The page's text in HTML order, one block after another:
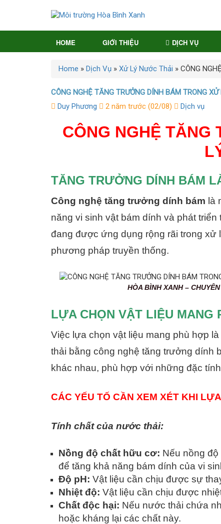
HOME GIỚI THIỆU DỊCH VỤ
Home » Dịch Vụ » Xử Lý Nước Thải » CÔNG
CÔNG NGHỆ TĂNG TRƯỞNG DÍNH BÁM TRONG
Duy Phương
2 năm trước (02/08) Dịch vụ
CÔNG NGHỆ TĂNG
TĂNG TRƯỞNG DÍNH BÁM
Công nghệ tăng trưởng dính bám là
năng vi sinh vật bám dính và phát
đang được ứng dụng rộng rãi trong
phương pháp truyền thống.
HÒA BÌNH XANH – CHUYÊN CUNG
LỰA CHỌN VẬT LIỆU MANG
Việc lựa chọn vật liệu mang phù hợp
thải bằng công nghệ tăng trưởng dính
khác nhau, phù hợp với những đặc
CÁC YẾU TỐ CẦN XEM XÉT KHI
Tính chất của nước thải:
Nồng độ chất hữu cơ: Nếu nồng
để tăng khả năng bám dính của vi
Độ pH: Vật liệu cần chịu được sự
Nhiệt độ: Vật liệu cần chịu được
Chất độc hại: Nếu nước thải chứa
hoặc kháng lại các chất này.